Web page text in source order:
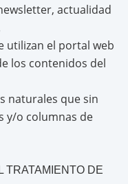
actualidad
utilizan el portal web
los contenidos del
naturales que sin
y/o columnas de
TRATAMIENTO DE